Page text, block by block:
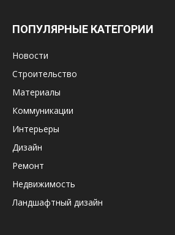
ПОПУЛЯРНЫЕ КАТЕГОРИИ
Новости
Строительство
Материалы
Коммуникации
Интерьеры
Дизайн
Ремонт
Недвижимость
Ландшафтный дизайн